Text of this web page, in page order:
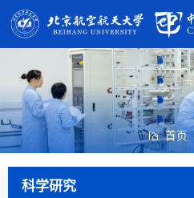
首页
科学研究